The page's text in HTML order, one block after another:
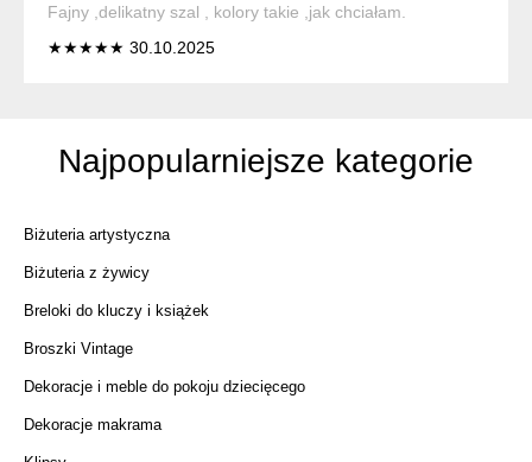
Fajny ,delikatny szal , kolory takie ,jak chciałam.
★★★★★ 30.10.2025
Najpopularniejsze kategorie
Biżuteria artystyczna
Biżuteria z żywicy
Breloki do kluczy i książek
Broszki Vintage
Dekoracje i meble do pokoju dziecięcego
Dekoracje makrama